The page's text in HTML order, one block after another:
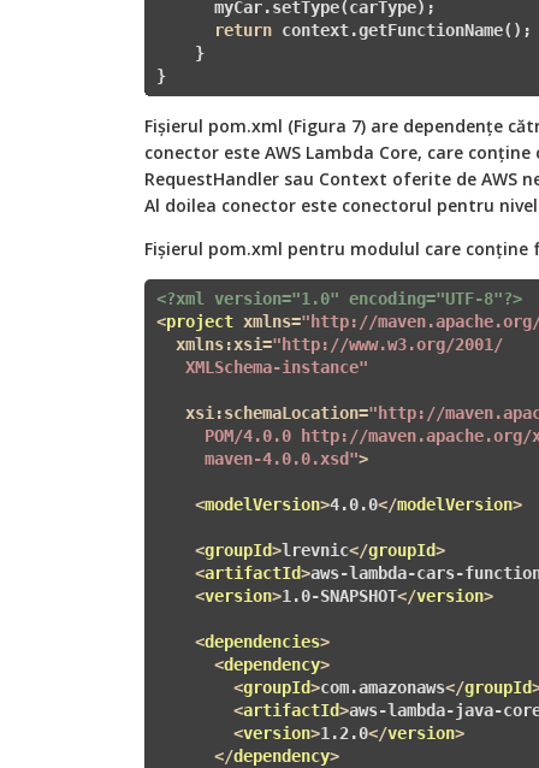
      myCar.setType(carType);
return context.getFunctionName();
    }
}
Fișierul pom.xml (Figura 7) are dependențe
conector este AWS Lambda Core, care
RequestHandler sau Context oferite de AWS
Al doilea conector este conectorul pentru
Fișierul pom.xml pentru modulul care conține
<?xml version="1.0" encoding="UTF-8"?>
<project xmlns="http://maven.apache.org/
xmlns:xsi="http://www.w3.org/2001/
   XMLSchema-instance"
xsi:schemaLocation="http://
POM/4.0.0 http://maven.apache.org/
     maven-4.0.0.xsd"
>
<modelVersion>4.0.0</modelVersion>
<groupId>lrevnic</groupId>
<artifactId>aws-lambda-cars-
<version>1.0-SNAPSHOT</version>
<dependencies>
<dependency>
<groupId>com.amazonaws</groupId
<artifactId>aws-lambda-java-
<version>1.2.0</version>
</dependency>